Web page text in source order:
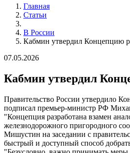
Главная
Статьи
В России
Кабмин утвердил Концепцию
07.05.2026
Кабмин утвердил
Правительство России утвердило
подписал премьер-министр РФ
"Концепция разработана взамен
железнодорожного пригородного
Мишустин на заседании с
быстрый и доступный способ